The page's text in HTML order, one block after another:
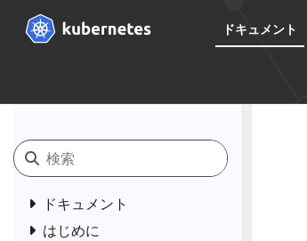
ドキュメント
ドキュメント
はじめに